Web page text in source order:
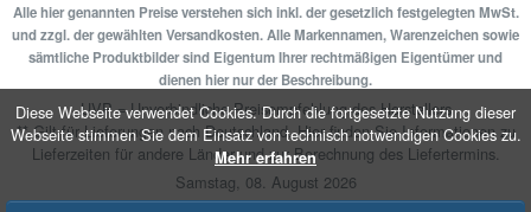
Diese Webseite verwendet Cookies. Durch die fortgesetzte Nutzung dieser
Webseite stimmen Sie dem Einsatz von technisch notwendigen Cookies zu.
Mehr erfahren
Alle hier genannten Preise verstehen sich inkl. der gesetzlich festgelegten MwSt.
und zzgl. der gewählten Versandkosten. Alle Markennamen, Warenzeichen sowie
sämtliche Produktbilder sind Eigentum Ihrer rechtmäßigen Eigentümer und
dienen hier nur der Beschreibung.
UVP = Unverbindliche Preisempfehlung des Herstellers
** Gilt für Lieferungen nach Deutschland.Hierfinden Sie Informationen zu
Lieferzeiten für andere Länder und zur Berechnung des Liefertermins.
Samstag, 08. August 2026